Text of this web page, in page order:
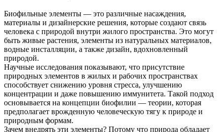
Биофильные элементы — это различные насаждения,
материалы и дизайнерские решения, которые создают связь
человека с природой внутри жилого пространства. Это могут
быть живые растения, элементы из натуральных материалов,
водные инсталляции, а также дизайн, вдохновленный
природой.
Научные исследования показывают, что присутствие
природных элементов в жилых и рабочих пространствах
способствует снижению уровня стресса, улучшению
концентрации и даже повышению иммунитета. Такой подход
основывается на концепции биофилии — теории, которая
предполагает врожденную человеческую тягу к природе и
природным формам.
Зачем внедрять эти элементы? Потому что природа обладает